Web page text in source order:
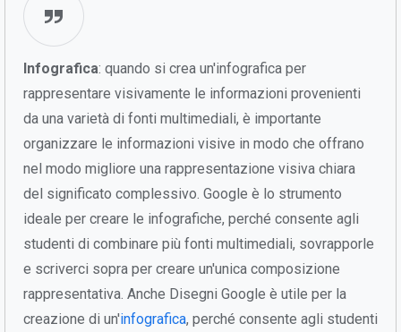
Infografica: quando si crea un'infografica per
rappresentare visivamente le informazioni provenienti
da una varietà di fonti multimediali, è importante
organizzare le informazioni visive in modo che offrano
nel modo migliore una rappresentazione visiva chiara
del significato complessivo. Google è lo strumento
ideale per creare le infografiche, perché consente agli
studenti di combinare più fonti multimediali, sovrapporle
e scriverci sopra per creare un'unica composizione
rappresentativa. Anche Disegni Google è utile per la
creazione di un'infografica, perché consente agli studenti